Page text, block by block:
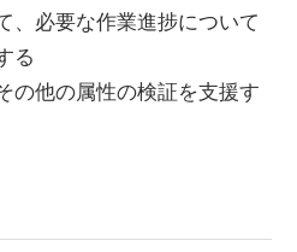
、必要な作業進捗について
る
の他の属性の検証を支援す